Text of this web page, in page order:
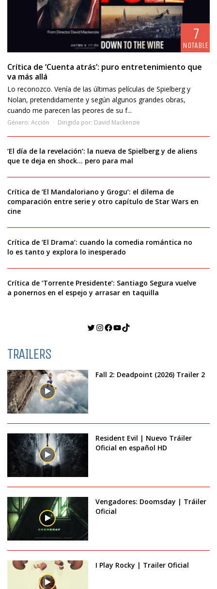
7
NOTABLE
Crítica de ‘Cuenta atrás’: puro entretenimiento que
va más allá
Lo reconozco. Venía de las últimas películas de Spielberg y
Nolan, pretendidamente y según algunos grandes obras,
cuando me parecen las peores de su f...
Género: Acción Dirigida por: David Mackenzie
‘El día de la revelación’: la nueva de Spielberg y de aliens
que te deja en shock… pero para mal
Crítica de ‘El Mandaloriano y Grogu’: el dilema de
comparación entre serie y otro capítulo de Star Wars en
cine
Crítica de ‘El Drama’: cuando la comedia romántica no
lo es tanto y explora lo inesperado
Crítica de ‘Torrente Presidente’: Santiago Segura vuelve
a ponernos en el espejo y arrasar en taquilla
Twitter
Instagram
Facebook
YouTube
TikTok
TRAILERS
Fall 2: Deadpoint (2026) Trailer 2
Resident Evil | Nuevo Tráiler
Oficial en español HD
Vengadores: Doomsday | Tráiler
Oficial
I Play Rocky | Trailer Oficial